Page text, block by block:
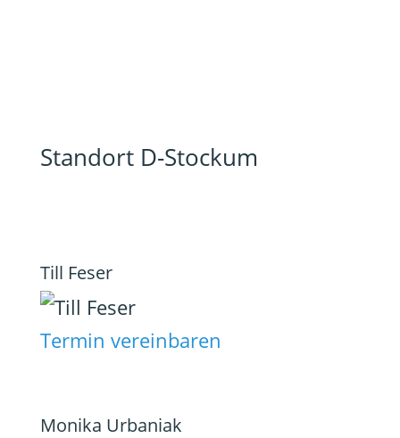
Standort D-Stockum
Till Feser
Termin vereinbaren
Monika Urbaniak